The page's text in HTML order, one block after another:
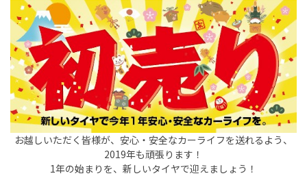
お越しいただく皆様が、安心・安全なカーライフを送れるよう、
2019年も頑張ります！
1年の始まりを、新しいタイヤで迎えましょう！